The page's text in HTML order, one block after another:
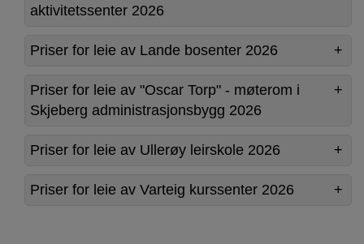
aktivitetssenter 2026
Priser for leie av Lande bosenter 2026
Priser for leie av "Oscar Torp" - møterom i
Skjeberg administrasjonsbygg 2026
Priser for leie av Ullerøy leirskole 2026
Priser for leie av Varteig kurssenter 2026